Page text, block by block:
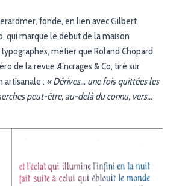
fonde, en lien avec Gilbert
qui marque le début de la maison
métier que Roland Chopard
de la revue Æncrages & Co, tiré sur
artisanale : « Dérives… une fois quittées les
peut-être, au-delà du connu, vers…